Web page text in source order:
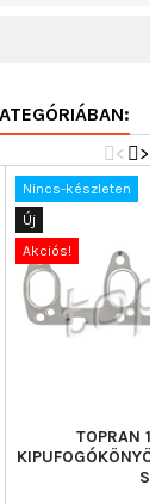
>
<
Nincs-készleten
Új
Akciós!
TOPRAN